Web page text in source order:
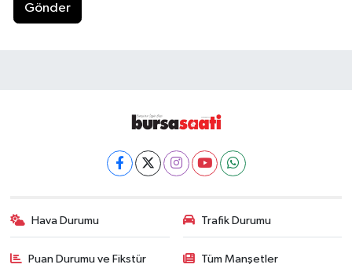
Gönder
Hava Durumu Trafik Durumu
Puan Durumu ve Fikstür Tüm Manşetler